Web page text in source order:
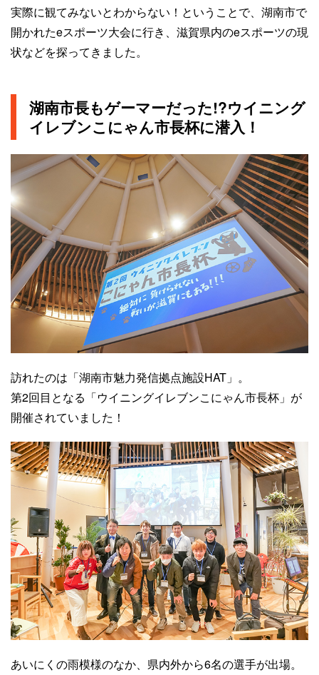
実際に観てみないとわからない！ということで、湖南市で
開かれたeスポーツ大会に行き、滋賀県内のeスポーツの現
状などを探ってきました。
湖南市長もゲーマーだった!?ウイニング
イレブンこにゃん市長杯に潜入！
訪れたのは「湖南市魅力発信拠点施設HAT」。
第2回目となる「ウイニングイレブンこにゃん市長杯」が
開催されていました！
あいにくの雨模様のなか、県内外から6名の選手が出場。